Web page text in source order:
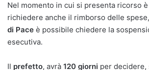
Nel momento in cui si presenta ricorso
richiedere anche il rimborso delle
di Pace è possibile chiedere la
esecutiva.
Il prefetto, avrà 120 giorni per decidere,